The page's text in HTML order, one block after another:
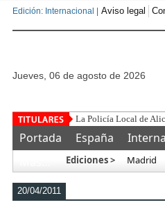
Edición: Internacional | Aviso legal
jueves, 06 de agosto de 2026
La Policía Local de
Portada España
Ediciones > Madrid
20/04/2011